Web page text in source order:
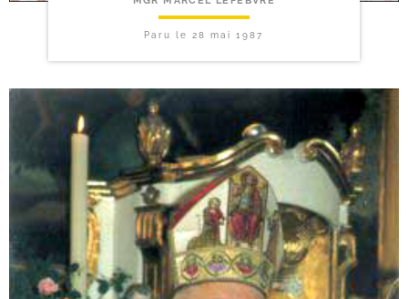
Paru le28 mai 1987